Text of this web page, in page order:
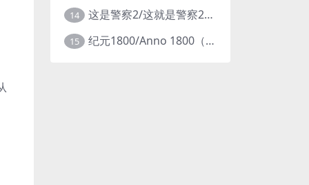
14 这是警察2/这就是警察2/This is Police
15 纪元1800/Anno 1800（豪华版全DLCv9.2.972600）